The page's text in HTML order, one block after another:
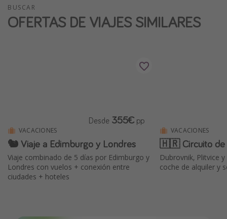
BUSCAR
OFERTAS DE VIAJES SIMILARES
VACACIONES
🐿️ Viaje a Edimburgo y Londres
Viaje combinado de 5 días por Edimburgo y
Londres con vuelos + conexión entre
ciudades + hoteles
Desde 355€ pp
VACACIONES
🇭🇷 Circuito de
Dubrovnik, Plitvice
coche de alquiler y